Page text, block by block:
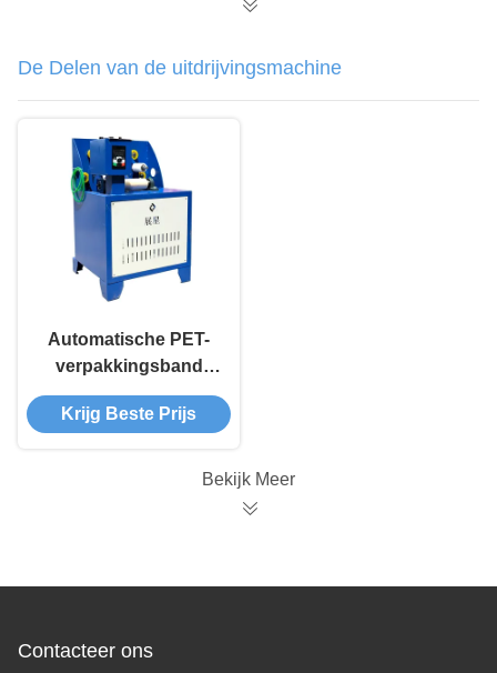
De Delen van de uitdrijvingsmachine
Automatische PET-
verpakkingsband
rollen banden
wikkeling machine
Krijg Beste Prijs
Bekijk Meer
Contacteer ons